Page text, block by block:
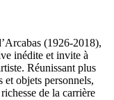
(1926-2018),
inédite et invite à
Réunissant plus
objets personnels,
de la carrière